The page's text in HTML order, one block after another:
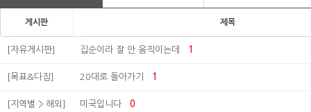
게시판 제목
[자유게시판] 집순이라 잘 안 움직이는데 1
[목표&다짐] 20대로 돌아가기 1
[지역별 > 해외] 미국입니다 0